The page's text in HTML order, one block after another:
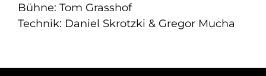
Bühne: Tom Grasshof
Technik: Daniel Skrotzki & Gregor Mucha